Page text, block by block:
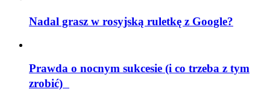
Nadal grasz w rosyjską ruletkę z Google?
Prawda o nocnym sukcesie (i co trzeba z tym
zrobić)